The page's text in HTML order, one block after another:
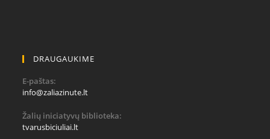
DRAUGAUKIME
E-paštas:
info@zaliazinute.ltOpens
your
Žalių iniciatyvų biblioteka:
tvarusbiciuliai.lt